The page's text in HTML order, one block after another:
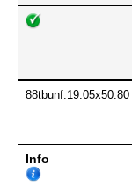
88tbunf.19.05x50.80
Info